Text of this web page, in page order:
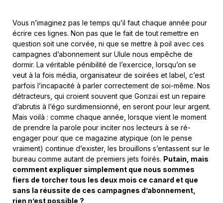
Vous n’imaginez pas le temps qu’il faut chaque année pour
écrire ces lignes. Non pas que le fait de tout remettre en
question soit une corvée, ni que se mettre à poil avec ces
campagnes d’abonnement sur Ulule nous empêche de
dormir. La véritable pénibilité de l’exercice, lorsqu’on se
veut à la fois média, organisateur de soirées et label, c’est
parfois l’incapacité à parler correctement de soi-même. Nos
détracteurs, qui croient souvent que Gonzaï est un repaire
d’abrutis à l’égo surdimensionné, en seront pour leur argent.
Mais voilà : comme chaque année, lorsque vient le moment
de prendre la parole pour inciter nos lecteurs à se ré-
engager pour que ce magazine atypique (on le pense
vraiment) continue d’exister, les brouillons s’entassent sur le
bureau comme autant de premiers jets foirés. Putain, mais
comment expliquer simplement que nous sommes
fiers de torcher tous les deux mois ce canard et que
sans la réussite de ces campagnes d’abonnement,
rien n’est possible ?